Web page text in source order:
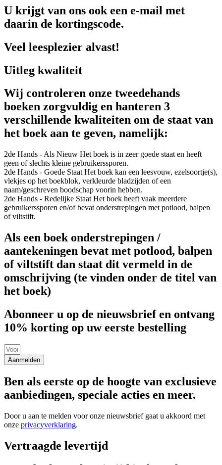
U krijgt van ons ook een e-mail met
daarin de kortingscode.
Veel leesplezier alvast!
Uitleg kwaliteit
Wij controleren onze tweedehands
boeken zorgvuldig en hanteren 3
verschillende kwaliteiten om de staat van
het boek aan te geven, namelijk:
2de Hands - Als Nieuw Het boek is in zeer goede staat en heeft
geen of slechts kleine gebruikerssporen.
2de Hands - Goede Staat Het boek kan een leesvouw, ezelsoortje(s),
vlekjes op het boekblok, verkleurde bladzijden of een
naam/geschreven boodschap voorin hebben.
2de Hands - Redelijke Staat Het boek heeft vaak meerdere
gebruikerssporen en/of bevat onderstrepingen met potlood, balpen
of viltstift.
Als een boek onderstrepingen /
aantekeningen bevat met potlood, balpen
of viltstift dan staat dit vermeld in de
omschrijving (te vinden onder de titel van
het boek)
Abonneer u op de nieuwsbrief en ontvang
10% korting op uw eerste bestelling
Aanmelden
Ben als eerste op de hoogte van exclusieve
aanbiedingen, speciale acties en meer.
Door u aan te melden voor onze nieuwsbrief gaat u akkoord met
onze privacyverklaring.
Vertraagde levertijd